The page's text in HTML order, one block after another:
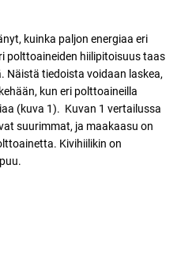
kuinka paljon energiaa eri
polttoaineiden hiilipitoisuus taas
Näistä tiedoista voidaan laskea,
kun eri polttoaineilla
(kuva 1). Kuvan 1 vertailussa
suurimmat, ja maakaasu on
Kivihiilikin on